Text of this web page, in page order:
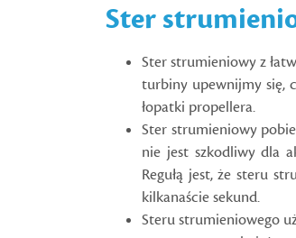
Ster
Ster strumieniowy z
turbiny upewnijmy się,
łopatki propellera.
Ster strumieniowy
nie jest szkodliwy dla
Regułą jest, że steru
kilkanaście sekund.
Steru strumieniowego